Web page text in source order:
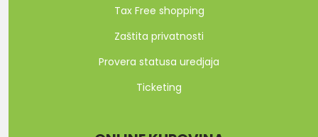
Tax Free shopping
Zaštita privatnosti
Provera statusa uredjaja
Ticketing